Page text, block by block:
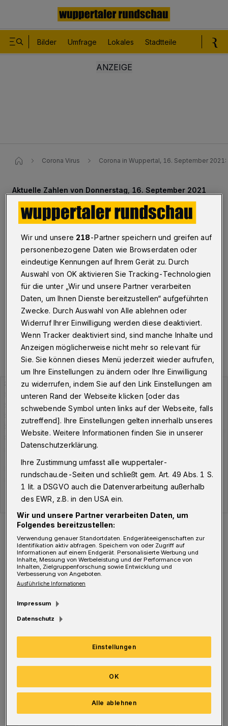
Bilder Umfrage Lokales Stadtteile
Corona Virus Corona in Wuppertal, 16. September
Aktuelle Zahlen von Donnerstag, 16. September 2021
Inzidenzwert liegt bei 190,99
Wuppertal·Am Donnerstag (16. September 2021)
hat die Stadt Wuppertal insgesamt 1.333 Personen
gemeldet, die aktuell mit dem Corona-Virus infiziert
sind. Der Inzidenzwert liegt bei 190,99, die Zahl der
Neuinfektionen in den vergangenen sieben Tagen bei
678.
16.09.2021 , 09:31 Uhr Eine Minute Lesezeit
Der Verlauf der Corona-Fälle in Wuppertal.
Aktuell befinden sich 2.681 Menschen in
Quarantäne. Davon sind 1.185 Infizierte
einer Isolierung im Krankenhaus, wird keine
Quarantäne angeordnet), 290
Haushaltsangehörige sowie 199 sonstige
Kontaktpersonen der Kategorie 1. 1.007
Menschen haben sich in freiwillige
Wir und unsere 218-Partner speichern und greifen auf
personenbezogene Daten wie Browserdaten oder
eindeutige Kennungen auf Ihrem Gerät zu. Durch
Auswahl von OK aktivieren Sie Tracking-Technologien
für die unter „Wir und unsere Partner verarbeiten
Daten, um Ihnen Dienste bereitzustellen“ aufgeführten
Zwecke. Durch Auswahl von Alle ablehnen oder
Widerruf Ihrer Einwilligung werden diese deaktiviert.
Wenn Tracker deaktiviert sind, sind manche Inhalte und
Anzeigen möglicherweise nicht mehr so relevant für
Sie. Sie können dieses Menü jederzeit wieder aufrufen,
um Ihre Einstellungen zu ändern oder Ihre Einwilligung
zu widerrufen, indem Sie auf den Link Einstellungen am
unteren Rand der Webseite klicken [oder das
schwebende Symbol unten links auf der Webseite, falls
zutreffend]. Ihre Einstellungen gelten innerhalb unseres
Website. Weitere Informationen finden Sie in unserer
Datenschutzerklärung.
Ihre Zustimmung umfasst alle wuppertaler-
rundschau.de-Seiten und schließt gem. Art. 49 Abs. 1 S.
1 lit. a DSGVO auch die Datenverarbeitung außerhalb
des EWR, z.B. in den USA ein.
Wir und unsere Partner verarbeiten Daten, um
Folgendes bereitzustellen:
Verwendung genauer Standortdaten. Endgeräteeigenschaften zur
Identifikation aktiv abfragen. Speichern von oder Zugriff auf
Informationen auf einem Endgerät. Personalisierte Werbung und
Inhalte, Messung von Werbeleistung und der Performance von
Inhalten, Zielgruppenforschung sowie Entwicklung und
Verbesserung von Angeboten.
Ausführliche Informationen
Impressum
Datenschutz
Einstellungen
Alle ablehnen
OK